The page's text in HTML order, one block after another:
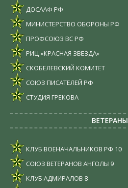
ДОСААФ РФ
МИНИСТЕРСТВО ОБОРОНЫ РФ
ПРОФСОЮЗ ВС РФ
РИЦ «КРАСНАЯ ЗВЕЗДА»
СКОБЕЛЕВСКИЙ КОМИТЕТ
СОЮЗ ПИСАТЕЛЕЙ РФ
СТУДИЯ ГРЕКОВА
ВЕТЕРАНЫ
КЛУБ ВОЕНАЧАЛЬНИКОВ РФ 10
СОЮЗ ВЕТЕРАНОВ АНГОЛЫ 9
КЛУБ АДМИРАЛОВ 8